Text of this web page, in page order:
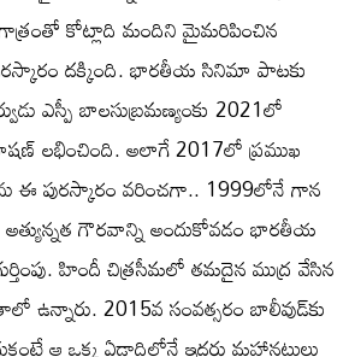
కోట్లాది మందిని మైమరిపించిన
దక్కింది. భారతీయ సినిమా పాటకు
ఎస్పీ బాలసుబ్రమణ్యంకు 2021లో
లభించింది. అలాగే 2017లో ప్రముఖ
ఈ పురస్కారం వరించగా.. 1999లోనే గాన
గౌరవాన్ని అందుకోవడం భారతీయ
హిందీ చిత్రసీమలో తమదైన ముద్ర వేసిన
ఉన్నారు. 2015వ సంవత్సరం బాలీవుడ్‌కు
ఆ ఒక్క ఏడాదిలోనే ఇద్దరు మహానటులు